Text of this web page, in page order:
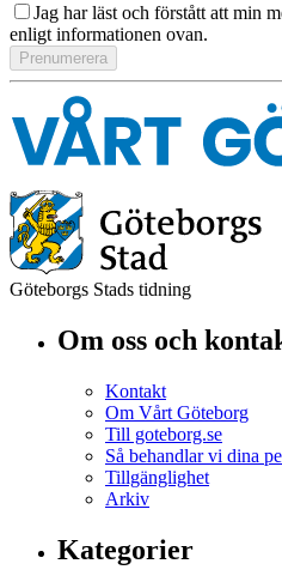
Jag har läst och förstått att min
enligt informationen ovan.
Göteborgs Stads tidning
Om oss och
Kontakt
Om Vårt Göteborg
Till goteborg.se
Så behandlar vi dina
Tillgänglighet
Arkiv
Kategorier